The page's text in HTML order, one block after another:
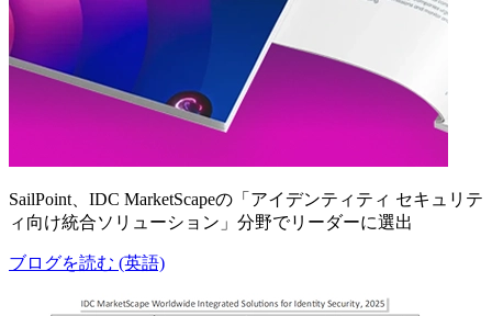
SailPoint、IDC MarketScapeの「アイデンティティ セキュリテ
ィ向け統合ソリューション」分野でリーダーに選出
ブログを読む (英語)